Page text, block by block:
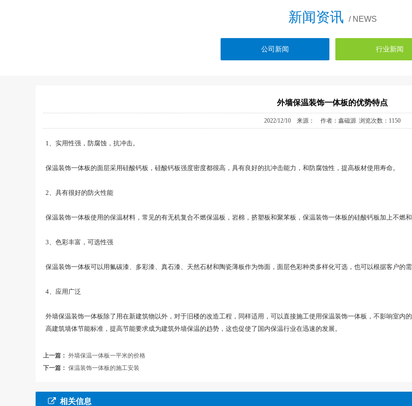
新闻资讯 / NEWS
公司新闻 行业新闻
外墙保温装饰一体板的优势特点
2022/12/10 来源： 作者：鑫磁源 浏览次数：1150
1、实用性强，防腐蚀，抗冲击。
保温装饰一体板的面层采用硅酸钙板，硅酸钙板强度密度都很高，具有良好的抗冲击能力，和防腐蚀性，提高板材使用寿命。
2、具有很好的防火性能
保温装饰一体板使用的保温材料，常见的有无机复合不燃保温板，岩棉，挤塑板和聚苯板，保温装饰一体板的硅酸钙板加上不燃
3、色彩丰富，可选性强
保温装饰一体板可以用氟碳漆、多彩漆、真石漆、天然石材和陶瓷薄板作为饰面，面层色彩种类多样化可选，也可以根据客户的需
4、应用广泛
外墙保温装饰一体板除了用在新建筑物以外，对于旧楼的改造工程，同样适用，可以直接施工使用保温装饰一体板，不影响室内
高建筑墙体节能标准，提高节能要求成为建筑外墙保温的趋势，这也促使了国内保温行业在迅速的发展。
上一篇： 外墙保温一体板一平米的价格
下一篇： 保温装饰一体板的施工安装
相关信息